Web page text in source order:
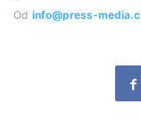
Od info@press-